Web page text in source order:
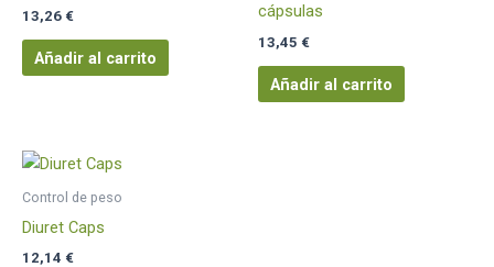
13,26 €
Añadir al carrito
cápsulas
13,45 €
Añadir al carrito
Control de peso
Diuret Caps
12,14 €